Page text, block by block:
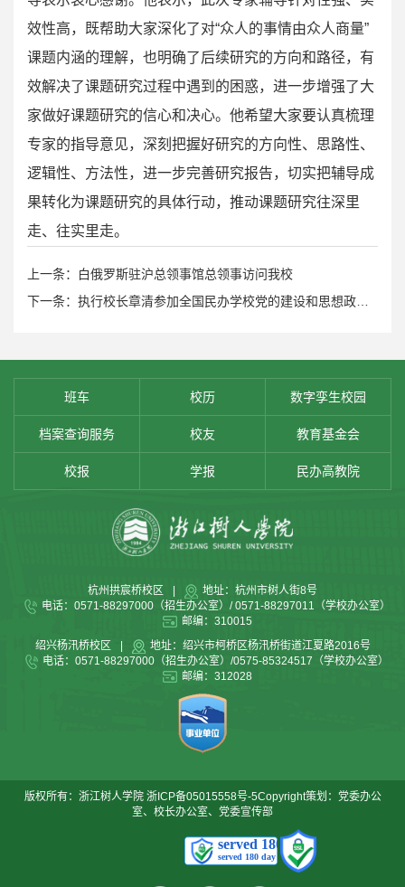
效性高，既帮助大家深化了对“众人的事情由众人商量”
课题内涵的理解，也明确了后续研究的方向和路径，有
效解决了课题研究过程中遇到的困惑，进一步增强了大
家做好课题研究的信心和决心。他希望大家要认真梳理
专家的指导意见，深刻把握好研究的方向性、思路性、
逻辑性、方法性，进一步完善研究报告，切实把辅导成
果转化为课题研究的具体行动，推动课题研究往深里
走、往实里走。
上一条：白俄罗斯驻沪总领事馆总领事访问我校
班车 校历 数字孪生校园
档案查询服务 校友 教育基金会
校报 学报 民办高教院
杭州拱宸桥校区 |
地址：杭州市树人街8号
电话：0571-88297000（招生办公室）/ 0571-88297011（学校办公室）
邮编：310015
绍兴杨汛桥校区
|
地址：绍兴市柯桥区杨汛桥街道江夏路2016号
电话：0571-88297000（招生办公室）/0575-85324517（学校办公室）
邮编：312028
版权所有：浙江树人学院 浙ICP备05015558号-5Copyright策划：党委办公
室、校长办公室、党委宣传部